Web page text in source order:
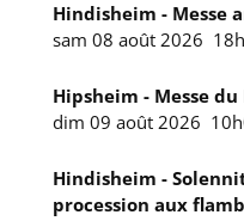
Hindisheim - Messe
sam 08 août 2026
Hipsheim - Messe
dim 09 août 2026
Hindisheim -
procession aux